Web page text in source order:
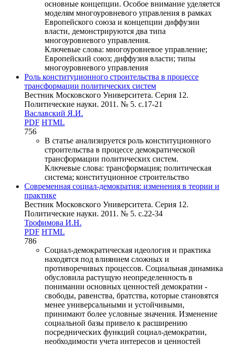
основные концепции. Особое внимание уделяется
моделям многоуровневого управления в рамках
Европейского союза и концепции диффузии
власти, демонстрируются два типа
многоуровневого управления.
Ключевые слова: многоуровневое управление;
Европейский союз; диффузия власти; типы
многоуровневого управления
Роль конституционного строительства в процессе
трансформации политических систем
Вестник Московского Университета. Серия 12.
Политические науки. 2011. № 5. c.17-21
Ваславский Я.И.
PDF HTML
756
В статье анализируется роль конституционного
строительства в процессе демократической
трансформации политических систем.
Ключевые слова: трансформация; политическая
система; конституционное строительство
Современная социал-демократия: изменения в теории и
практике
Вестник Московского Университета. Серия 12.
Политические науки. 2011. № 5. c.22-34
Трофимова И.Н.
PDF HTML
786
Социал-демократическая идеология и практика
находятся под влиянием сложных и
противоречивых процессов. Социальная динамика
обусловила растущую неопределенность в
понимании основных ценностей демократии -
свободы, равенства, братства, которые становятся
менее универсальными и устойчивыми,
принимают более условные значения. Изменение
социальной базы привело к расширению
посреднических функций социал-демократии,
необходимости учета интересов и ценностей